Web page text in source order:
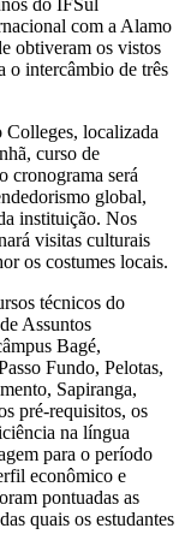
com a Alamo
obtiveram os vistos
o intercâmbio de três
Colleges, localizada
curso de
cronograma será
global,
instituição. Nos
visitas culturais
os costumes locais.
técnicos do
Assuntos
Bagé,
Fundo, Pelotas,
Sapiranga,
pré-requisitos, os
na língua
para o período
econômico e
pontuadas as
quais os estudantes